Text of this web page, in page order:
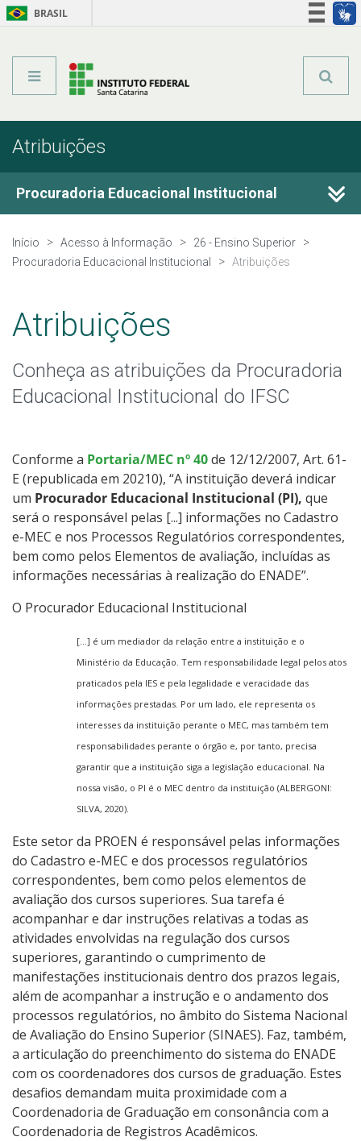
BRASIL
Atribuições
Procuradoria Educacional Institucional
Atribuições
Sinaes
Enade
e-MEC
Perguntas Frequentes
Contato
Apoio às Coordenações
Início Acesso à Informação
26 - Ensino Superior
Procuradoria Educacional Institucional
Atribuições
Atribuições
Conheça as atribuições da Procuradoria
Educacional Institucional do IFSC
Conforme a Portaria/MEC nº 40de 12/12/2007, Art. 61-
E (republicada em 20210), “A instituição deverá indicar
um Procurador Educacional Institucional (PI), que
será o responsável pelas [...] informações no Cadastro
e-MEC e nos Processos Regulatórios correspondentes,
bem como pelos Elementos de avaliação, incluídas as
informações necessárias à realização do ENADE”.
O Procurador Educacional Institucional
[...] é um mediador da relação entre a instituição e o
Ministério da Educação. Tem responsabilidade legal pelos atos
praticados pela IES e pela legalidade e veracidade das
informações prestadas. Por um lado, ele representa os
interesses da instituição perante o MEC, mas também tem
responsabilidades perante o órgão e, por tanto, precisa
garantir que a instituição siga a legislação educacional. Na
nossa visão, o PI é o MEC dentro da instituição (ALBERGONI:
SILVA, 2020).
Este setor da PROEN é responsável pelas informações
do Cadastro e-MEC e dos processos regulatórios
correspondentes, bem como pelos elementos de
avaliação dos cursos superiores. Sua tarefa é
acompanhar e dar instruções relativas a todas as
atividades envolvidas na regulação dos cursos
superiores, garantindo o cumprimento de
manifestações institucionais dentro dos prazos legais,
além de acompanhar a instrução e o andamento dos
processos regulatórios, no âmbito do Sistema Nacional
de Avaliação do Ensino Superior (SINAES). Faz, também,
a articulação do preenchimento do sistema do ENADE
com os coordenadores dos cursos de graduação. Estes
desafios demandam muita proximidade com a
Coordenadoria de Graduação em consonância com a
Coordenadoria de Registros Acadêmicos.